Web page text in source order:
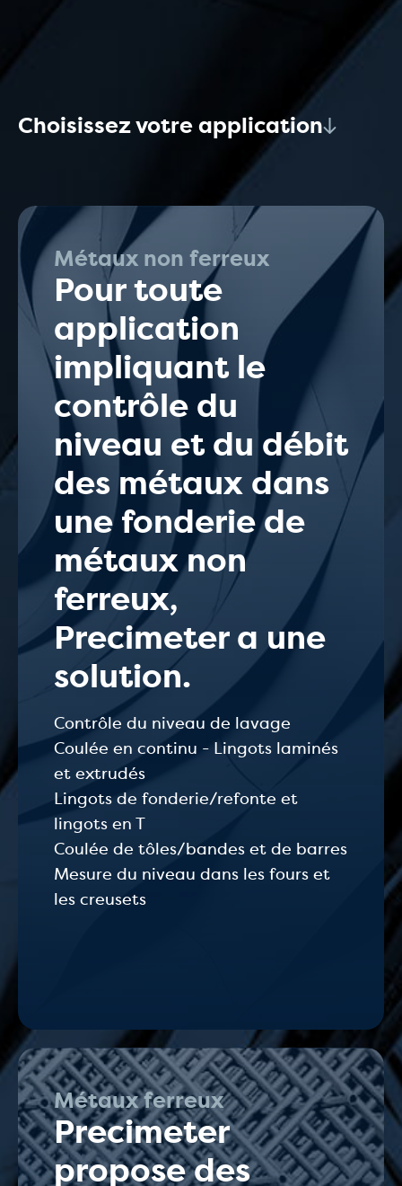
Choisissez votre application
Métaux non ferreux
Pour toute
application
impliquant le
contrôle du
niveau et du débit
des métaux dans
une fonderie de
métaux non
ferreux,
Precimeter a une
solution.
Contrôle du niveau de lavage
Coulée en continu - Lingots laminés
et extrudés
Lingots de fonderie/refonte et
lingots en T
Coulée de tôles/bandes et de barres
Mesure du niveau dans les fours et
les creusets
Métaux ferreux
Precimeter
propose des